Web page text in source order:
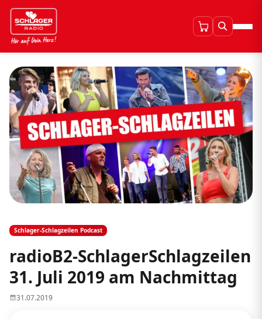
Schlager-Schlagzeilen Podcast
radioB2-SchlagerSchlagzeilen
31. Juli 2019 am Nachmittag
31.07.2019